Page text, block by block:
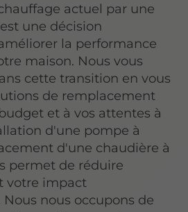
actuel par une
une décision
la performance
maison. Nous vous
cette transition en vous
de remplacement
et à vos attentes à
d'une pompe à
d'une chaudière à
permet de réduire
votre impact
nous occupons de